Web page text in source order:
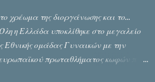
χρέωμα της διοργάνωσης και το...
η Ελλάδα υποκλίθηκε στο μεγαλείο
Εθνικής ομάδας Γυναικών με την
πρωταθλήματος κωφών που